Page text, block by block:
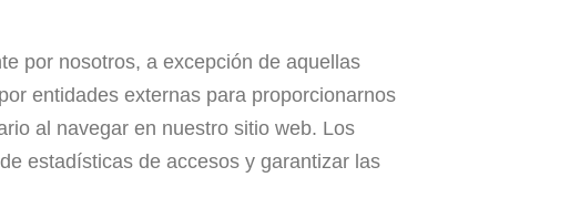
por nosotros, a excepción de aquellas
entidades externas para proporcionarnos
al navegar en nuestro sitio web. Los
estadísticas de accesos y garantizar las